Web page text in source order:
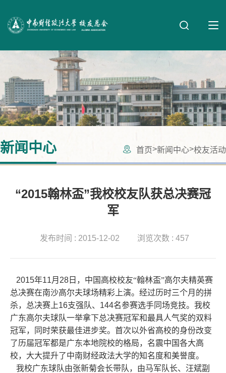
新闻中心 首页>新闻中心>校友活动
“2015翰林盃”我校校友队获总决赛冠
军
发布时间 : 2015-12-02 浏览次数 : 457
2015年11月 28 日，中国高校校友“翰林盃”高尔夫精英赛
总决赛在南沙高尔夫球场精彩上演。经过历时三个月的拼
杀，总决赛上16支强队、 144名参赛选手同场竞技。我校
广东高尔夫球队一举拿下总决赛冠军和最具人气奖的双料
冠军，同时荣获最佳进步奖。首次以外省高校的身份改变
了历届冠军都是广东本地院校的格局，名震中国各大高
校，大大提升了中南财经政法大学的知名度和美誉度。
我校广东球队由张新菊会长带队，由马军队长、汪斌副